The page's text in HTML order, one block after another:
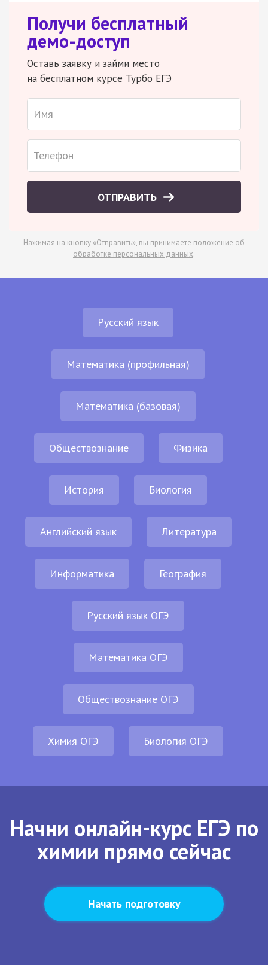
Получи бесплатный
демо-доступ
Оставь заявку и займи место
на бесплатном курсе Турбо ЕГЭ
ОТПРАВИТЬ
Нажимая на кнопку «Отправить», вы принимаете положение об
обработке персональных данных.
Русский язык
Математика (профильная)
Математика (базовая)
Обществознание Физика
История Биология
Английский язык Литература
Информатика География
Русский язык ОГЭ
Математика ОГЭ
Обществознание ОГЭ
Химия ОГЭ Биология ОГЭ
Начни онлайн-курс ЕГЭ по
химии прямо сейчас
Начать подготовку